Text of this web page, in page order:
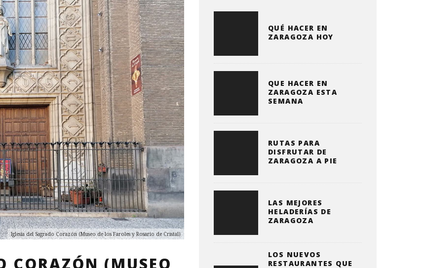
Iglesia del Sagrado Corazón (Museo de los Faroles y Rosario de Cristal)
CORAZÓN (MUSEO
QUÉ HACER EN
ZARAGOZA HOY
QUE HACER EN
ZARAGOZA ESTA
SEMANA
RUTAS PARA
DISFRUTAR DE
ZARAGOZA A PIE
LAS MEJORES
HELADERÍAS DE
ZARAGOZA
LOS NUEVOS
RESTAURANTES QUE